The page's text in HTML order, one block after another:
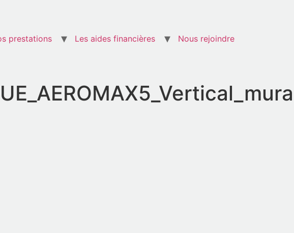
prestations Les aides financières Nous rejoindre